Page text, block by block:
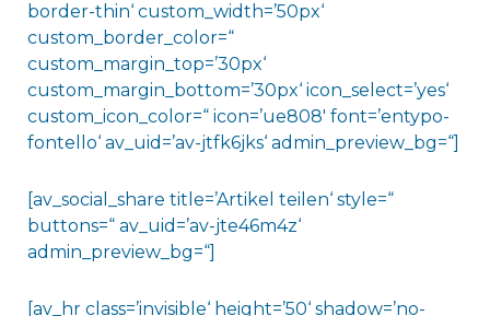
border-thin‘ custom_width=’50px‘
custom_border_color=“
custom_margin_top=’30px‘
custom_margin_bottom=’30px‘ icon_select=’yes‘
custom_icon_color=“ icon=’ue808′ font=’entypo-
fontello‘ av_uid=’av-jtfk6jks‘ admin_preview_bg=“]
[av_social_share title=’Artikel teilen‘ style=“
buttons=“ av_uid=’av-jte46m4z‘
admin_preview_bg=“]
[av_hr class=’invisible‘ height=’50‘ shadow=’no-